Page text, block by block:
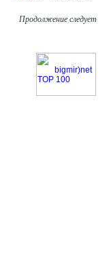
Продолжение следует